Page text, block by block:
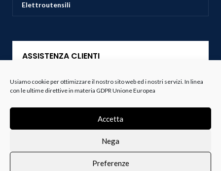
Usiamo cookie per ottimizzare il nostro sito web ed i nostri servizi. In linea
con le ultime direttive in materia GDPR Unione Europea
Accetta
Nega
Preferenze
Elettroutensili
ASSISTENZA CLIENTI
Servizio Clienti